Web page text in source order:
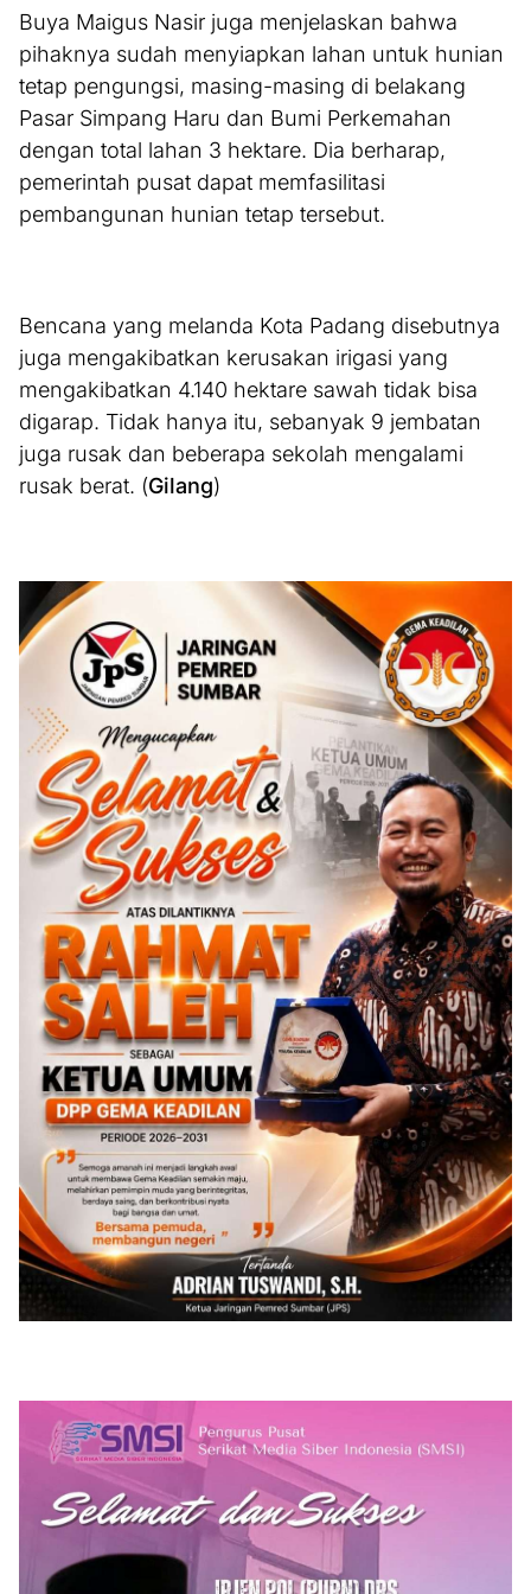
Buya Maigus Nasir juga menjelaskan bahwa
pihaknya sudah menyiapkan lahan untuk hunian
tetap pengungsi, masing-masing di belakang
Pasar Simpang Haru dan Bumi Perkemahan
dengan total lahan 3 hektare. Dia berharap,
pemerintah pusat dapat memfasilitasi
pembangunan hunian tetap tersebut.
Bencana yang melanda Kota Padang disebutnya
juga mengakibatkan kerusakan irigasi yang
mengakibatkan 4.140 hektare sawah tidak bisa
digarap. Tidak hanya itu, sebanyak 9 jembatan
juga rusak dan beberapa sekolah mengalami
rusak berat. (Gilang)